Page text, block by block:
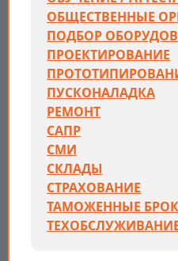
ОБЩЕСТВЕННЫЕ
ПОДБОР
ПРОЕКТИРОВАНИЕ
ПУСКОНАЛАДКА
РЕМОНТ
САПР
СМИ
СКЛАДЫ
СТРАХОВАНИЕ
ТАМОЖЕННЫЕ